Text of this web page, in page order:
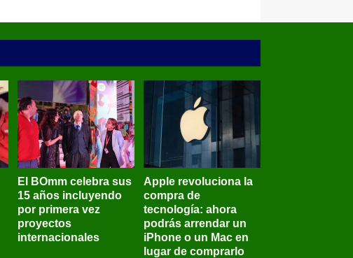
El BOmm celebra sus
15 años incluyendo
por primera vez
proyectos
internacionales
Apple revoluciona la
compra de
tecnología: ahora
podrás arrendar un
iPhone o un Mac en
lugar de comprarlo